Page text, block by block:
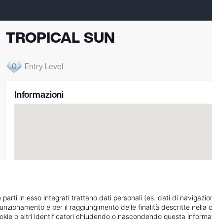
TROPICAL SUN
0 Entry Level
Informazioni
VIA MARITANO,5
in esso integrati trattano dati personali (es. dati di
e per il raggiungimento delle finalità descritte nella
o altri identificatori chiudendo o nascondendo questa